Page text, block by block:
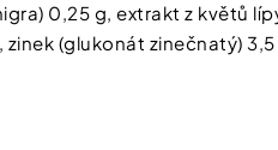
0,25 g, extrakt z květů
(glukonát zinečnatý) 3,5